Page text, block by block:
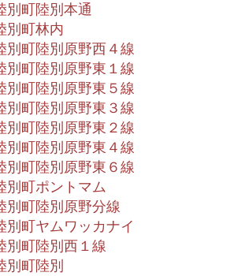
別町陸別本通
別町林内
別町陸別原野西４線
別町陸別原野東１線
別町陸別原野東５線
別町陸別原野東３線
別町陸別原野東２線
別町陸別原野東４線
別町陸別原野東６線
別町ポントマム
別町陸別原野分線
別町ヤムワッカナイ
別町陸別西１線
別町陸別